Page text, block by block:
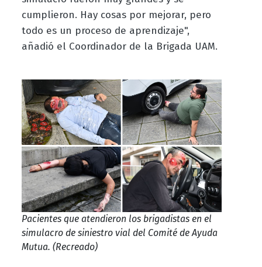
cumplieron. Hay cosas por mejorar, pero
todo es un proceso de aprendizaje",
añadió el Coordinador de la Brigada UAM.
Pacientes que atendieron los brigadistas en el
simulacro de siniestro vial del Comité de Ayuda
Mutua. (Recreado)